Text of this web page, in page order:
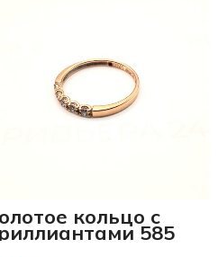
кольцо с
585
1.46 грамм